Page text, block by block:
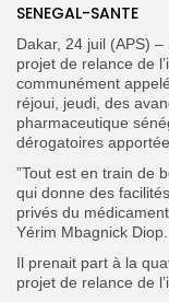
Search
FR
SENEGAL-SANTE
Dakar, 24 juil (APS)
projet de relance de
communément
réjoui, jeudi, des
pharmaceutique
dérogatoires
”Tout est en train de
qui donne des
privés du
Yérim Mbagnick Diop.
Il prenait part à la
projet de relance de